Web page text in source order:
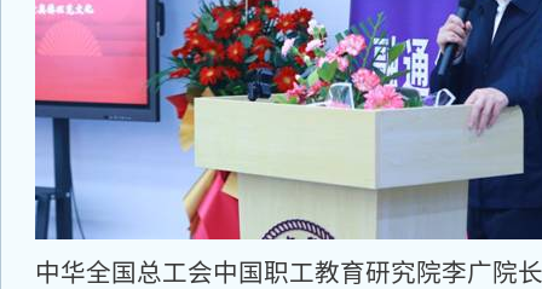
中华全国总工会中国职工教育研究院李广院